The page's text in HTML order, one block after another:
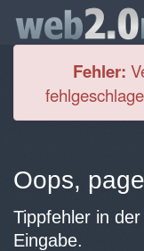
Fehler:
Oops,
Tippfehler in
Eingabe.